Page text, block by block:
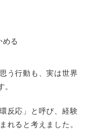
る
う行動も、実は世界
反応」と呼び、経験
れると考えました。